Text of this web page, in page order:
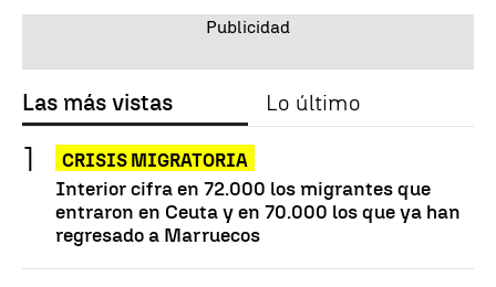
Las más vistas Lo último
CRISIS MIGRATORIA
Interior cifra en 72.000 los migrantes que
entraron en Ceuta y en 70.000 los que ya han
regresado a Marruecos